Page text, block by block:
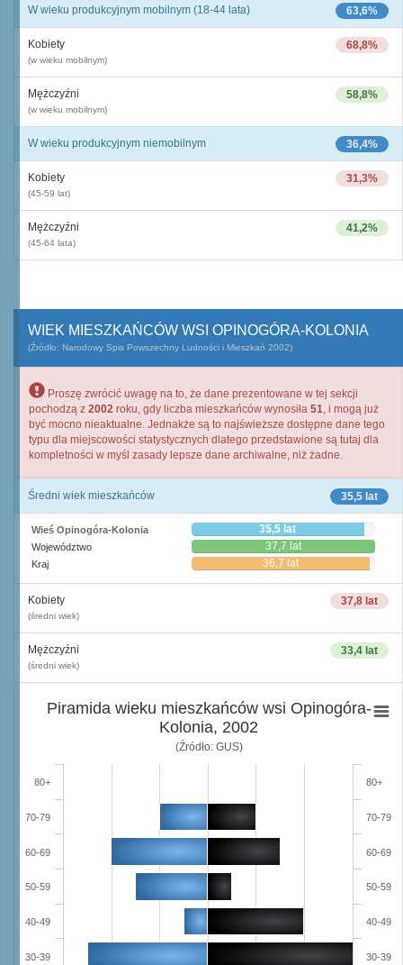
63,6%
W wieku produkcyjnym mobilnym (18-44 lata)
68,8%
Kobiety
(w wieku mobilnym)
58,8%
Mężczyźni
(w wieku mobilnym)
36,4%
W wieku produkcyjnym niemobilnym
31,3%
Kobiety
(45-59 lat)
41,2%
Mężczyźni
(45-64 lata)
WIEK MIESZKAŃCÓW WSI OPINOGÓRA-KOLONIA
(Źródło: Narodowy Spis Powszechny Ludności i Mieszkań 2002)
Proszę zwrócić uwagę na to, że dane prezentowane w tej sekcji
pochodzą z 2002 roku, gdy liczba mieszkańców wynosiła 51, i mogą już
być mocno nieaktualne. Jednakże są to najświeższe dostępne dane tego
typu dla miejscowości statystycznych dlatego przedstawione są tutaj dla
kompletności w myśl zasady lepsze dane archiwalne, niż żadne.
35,5 lat
Średni wiek mieszkańców
Wieś Opinogóra-Kolonia 35,5 lat
Województwo 37,7 lat
Kraj 36,7 lat
37,8 lat
Kobiety
(średni wiek)
33,4 lat
Mężczyźni
(średni wiek)
Piramida wieku mieszkańców wsi Opinogóra-
Kolonia, 2002
(Źródło: GUS)
30-39
40-49
50-59
60-69
70-79
80+
30-39
40-49
50-59
60-69
70-79
80+